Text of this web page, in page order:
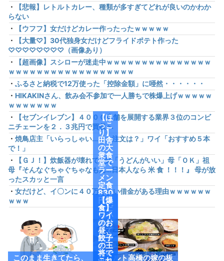
・
【悲報】レトルトカレー、種類が多すぎてどれが良いのかわか
らない
・
【ウフフ】女だけどカレー作ったったｗｗｗｗｗ
・
【大量♡】30代独身女だけどフライドポテト作った
♡♡♡♡♡♡♡♡（画像あり）
・
【超画像】スシローが迷走中ｗｗｗｗｗｗｗｗｗｗｗｗｗｗｗ
ｗｗｗｗｗｗｗｗｗｗｗｗｗｗｗｗｗｗ
・ ふるさと納税で12万使った「控除金額」に唖然・・・・・・
・ HIKAKINさん、飲み会不参加で一人勝ちで株爆上げｗｗｗｗｗ
ｗｗｗｗｗｗｗ
・
【セブンイレブン】４０００店舗を展開する業界３位のコンビ
ニチェーンを２．３兆円で買収へ
・ 焼鳥店主「いらっしゃい...で、注文は？」ワイ「おすすめ５本
で！」
・
【ＧＪ！】炊飯器が壊れて…父「うどんがいい」母「ＯＫ」祖
母『そんなぐちゃぐちゃなもん…日本人なら 米 食 ！！！』 母が放
ったスカッと一言
・ 女だけど、イ〇ンに４０万くらい借金がある理由ｗｗｗｗｗｗ
ｗｗｗ
このまま生きてたら、 ヤクルト高橋の嫁の板
【ほ
っこ
り】
田舎
の大
衆食
堂で
ラー
メン
定食
830
円頼
んだ
ら小
鉢付
けて
来や
がっ
たw
【爆
食】
ワイ
のお
昼、
餃子
の王
将で